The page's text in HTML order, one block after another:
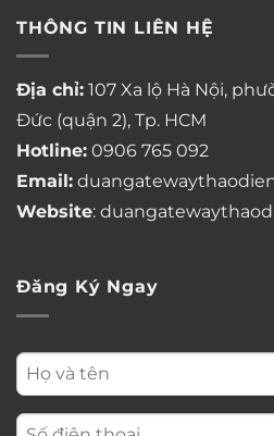
THÔNG TIN LIÊN HỆ
Địa chỉ: 107 Xa lộ Hà Nội,
Đức (quận 2), Tp. HCM
Hotline: 0906 765 092
Email:
Website:
Đăng Ký Ngay